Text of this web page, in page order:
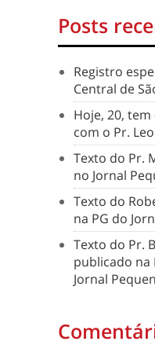
Posts
Registro
Central de
Hoje, 20, tem
com o Pr.
Texto do Pr.
no Jornal
Texto do
na PG do
Texto do Pr.
publicado na
Jornal